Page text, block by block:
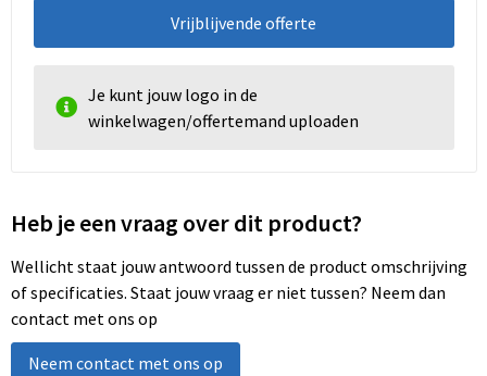
Vrijblijvende offerte
Je kunt jouw logo in de
winkelwagen/offertemand uploaden
Heb je een vraag over dit product?
Wellicht staat jouw antwoord tussen de product omschrijving
of specificaties. Staat jouw vraag er niet tussen? Neem dan
contact met ons op
Neem contact met ons op